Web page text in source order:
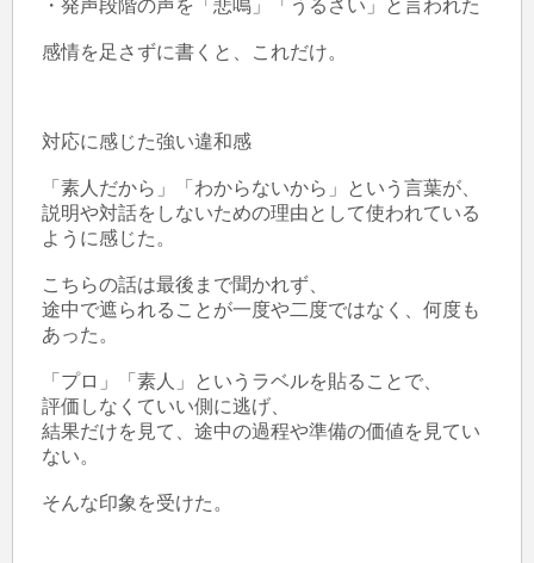
・発声段階の声を「悲鳴」「うるさい」と言われた
感情を足さずに書くと、これだけ。
対応に感じた強い違和感
「素人だから」「わからないから」という言葉が、
説明や対話をしないための理由として使われている
ように感じた。
こちらの話は最後まで聞かれず、
途中で遮られることが一度や二度ではなく、何度も
あった。
「プロ」「素人」というラベルを貼ることで、
評価しなくていい側に逃げ、
結果だけを見て、途中の過程や準備の価値を見てい
ない。
そんな印象を受けた。